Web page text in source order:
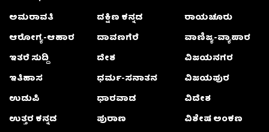
ಅಮರಾವತಿ
ಆರೋಗ್ಯ-ಆಹಾರ
ಇತರೆ ಸುದ್ದಿ
ಇತಿಹಾಸ
ಉಡುಪಿ
ಉತ್ತರ ಕನ್ನಡ
ದಕ್ಷಿಣ ಕನ್ನಡ
ದಾವಣಗೆರೆ
ದೇಶ
ಧರ್ಮ-ಸನಾತನ
ಧಾರವಾಡ
ಪುರಾಣ
ರಾಯಚೂರು
ವಾಣಿಜ್ಯ-ವ್ಯಾಪಾರ
ವಿಜಯನಗರ
ವಿಜಯಪುರ
ವಿದೇಶ
ವಿಶೇಷ ಅಂಕಣ